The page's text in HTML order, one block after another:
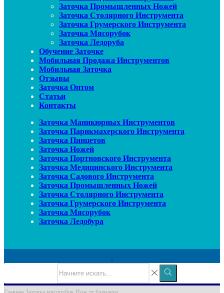
Заточка Промышленных Ножей
Заточка Столярного Инструмента
Заточка Грумерского Инструмента
Заточка Мясорубок
Заточка Ледоруба
Обучение Заточке
Мобильная Продажа Инструментов
Мобильная Заточка
Отзывы
Заточка Оптом
Статьи
Контакты
Заточка Маникюрных Инструментов
Заточка Парикмахерского Инструмента
Заточка Пинцетов
Заточка Ножей
Заточка Портновского Инструмента
Заточка Медицинского Инструмента
Заточка Садового Инструмента
Заточка Промышленных Ножей
Заточка Столярного Инструмента
Заточка Грумерского Инструмента
Заточка Мясорубок
Заточка Ледобура